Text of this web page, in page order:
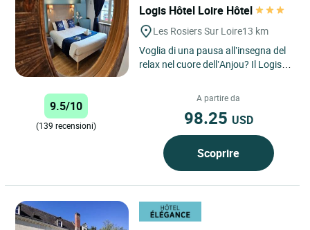
Logis Hôtel Loire Hôtel
Les Rosiers Sur Loire13 km
Voglia di una pausa all’insegna del
relax nel cuore dell’Anjou? Il Logis
9.5/10
(139 recensioni)
A partire da
98.25 USD
Scoprire